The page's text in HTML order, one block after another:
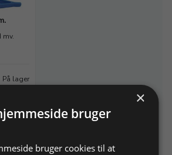
mv.
På lager
i kurv
×
bruger
bruger cookies til at